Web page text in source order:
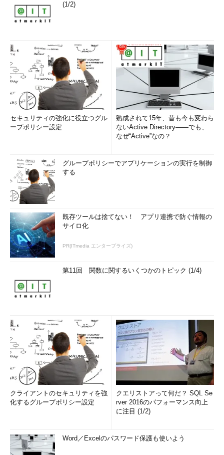
(1/2)
セキュリティの強化に役立つグル
ープポリシー設定
熟成されて15年、昔も今も変わら
ないActive Directory――でも、
なぜ“Active”なの？
グループポリシーでアプリケーションの実行を制御
する
既存ツールは捨てない！ アプリ連携で防ぐ情報の
サイロ化
PR(ITmedia エンタープライズ)
第11回 関数に関するいくつかのトピック (1/4)
クライアントのセキュリティを強
化するグループポリシー設定
クエリストアって何だ？ SQL Se
rver 2016のパフォーマンス向上
に注目 (1/2)
Word／Excelのパスワード保護も使いよう